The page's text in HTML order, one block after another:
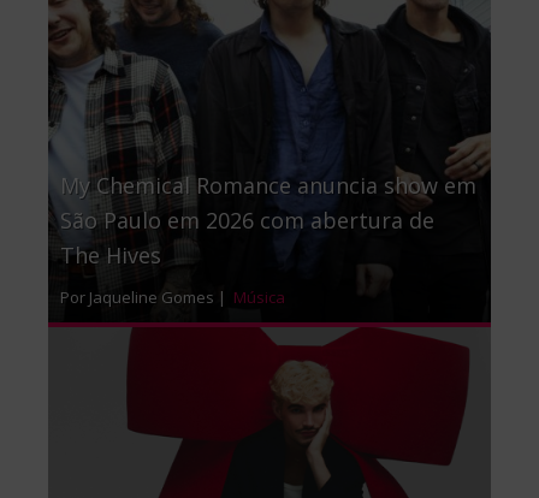
My Chemical Romance anuncia show em
São Paulo em 2026 com abertura de
The Hives
Por Jaqueline Gomes | Música